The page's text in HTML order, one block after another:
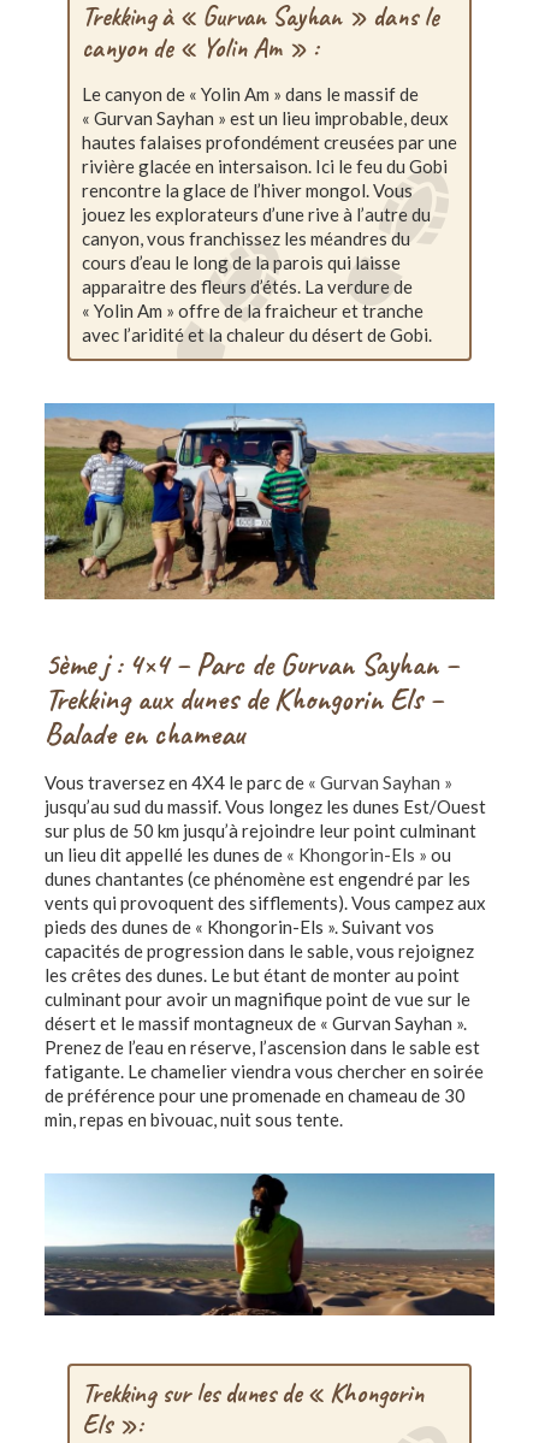
Trekking à « Gurvan Sayhan » dans le
canyon de « Yolin Am » :
Le canyon de « Yolin Am » dans le massif de
« Gurvan Sayhan » est un lieu improbable, deux
hautes falaises profondément creusées par une
rivière glacée en intersaison. Ici le feu du Gobi
rencontre la glace de l’hiver mongol. Vous
jouez les explorateurs d’une rive à l’autre du
canyon, vous franchissez les méandres du
cours d’eau le long de la parois qui laisse
apparaitre des fleurs d’étés. La verdure de
« Yolin Am » offre de la fraicheur et tranche
avec l’aridité et la chaleur du désert de Gobi.
5ème j : 4×4 – Parc de Gurvan Sayhan –
Trekking aux dunes de Khongorin Els –
Balade en chameau
Vous traversez en 4X4 le parc de « Gurvan Sayhan »
jusqu’au sud du massif. Vous longez les dunes Est/Ouest
sur plus de 50 km jusqu’à rejoindre leur point culminant
un lieu dit appellé les dunes de « Khongorin-Els » ou
dunes chantantes (ce phénomène est engendré par les
vents qui provoquent des sifflements). Vous campez aux
pieds des dunes de « Khongorin-Els ». Suivant vos
capacités de progression dans le sable, vous rejoignez
les crêtes des dunes. Le but étant de monter au point
culminant pour avoir un magnifique point de vue sur le
désert et le massif montagneux de « Gurvan Sayhan ».
Prenez de l’eau en réserve, l’ascension dans le sable est
fatigante. Le chamelier viendra vous chercher en soirée
de préférence pour une promenade en chameau de 30
min, repas en bivouac, nuit sous tente.
Trekking sur les dunes de « Khongorin
Els »: